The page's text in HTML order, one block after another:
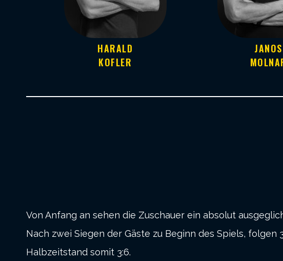
HARALD
KOFLER
JANOS
Von Anfang an sehen die Zuschauer ein absolut
Nach zwei Siegen der Gäste zu Beginn des Spiels,
Halbzeitstand somit 3:6.